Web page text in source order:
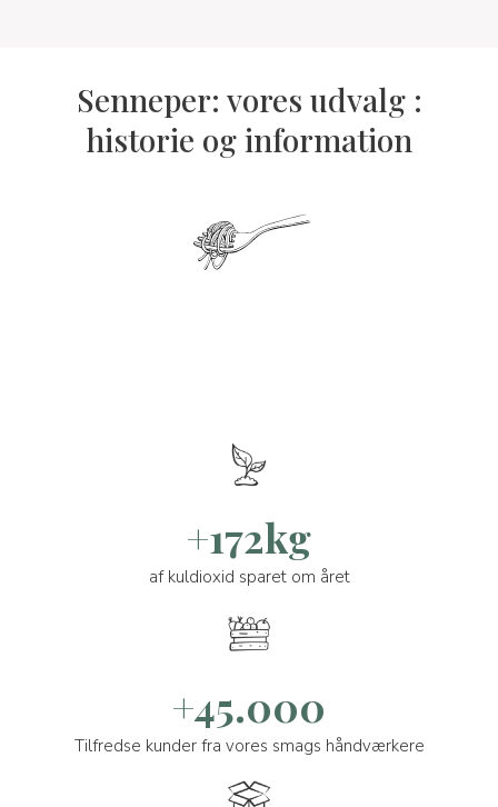
Senneper: vores udvalg :
historie og information
+172kg
af kuldioxid sparet om året
+45.000
Tilfredse kunder fra vores smags håndværkere